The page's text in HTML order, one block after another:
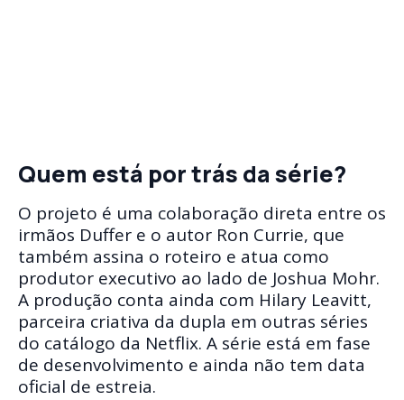
Quem está por trás da série?
O projeto é uma colaboração direta entre os
irmãos Duffer e o autor Ron Currie, que
também assina o roteiro e atua como
produtor executivo ao lado de Joshua Mohr.
A produção conta ainda com Hilary Leavitt,
parceira criativa da dupla em outras séries
do catálogo da Netflix. A série está em fase
de desenvolvimento e ainda não tem data
oficial de estreia.